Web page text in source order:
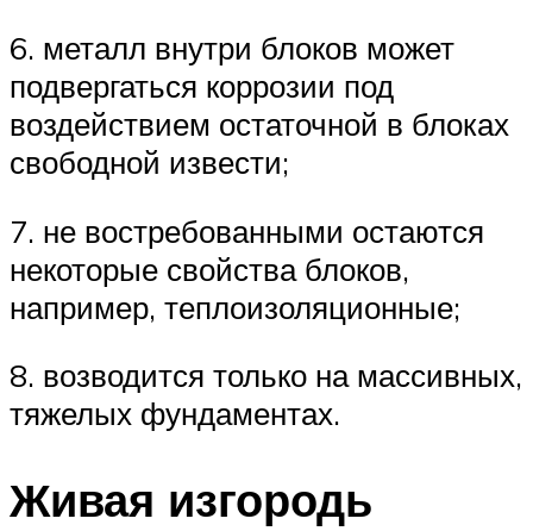
6. металл внутри блоков может
подвергаться коррозии под
воздействием остаточной в блоках
свободной извести;
7. не востребованными остаются
некоторые свойства блоков,
например, теплоизоляционные;
8. возводится только на массивных,
тяжелых фундаментах.
Живая изгородь